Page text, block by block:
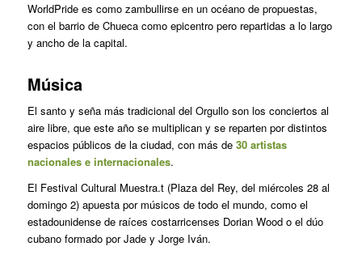
WorldPride es como zambullirse en un océano de propuestas,
con el barrio de Chueca como epicentro pero repartidas a lo largo
y ancho de la capital.
Música
El santo y seña más tradicional del Orgullo son los conciertos al
aire libre, que este año se multiplican y se reparten por distintos
espacios públicos de la ciudad, con más de 30 artistas
nacionales e internacionales.
El Festival Cultural Muestra.t (Plaza del Rey, del miércoles 28 al
domingo 2) apuesta por músicos de todo el mundo, como el
estadounidense de raíces costarricenses Dorian Wood o el dúo
cubano formado por Jade y Jorge Iván.